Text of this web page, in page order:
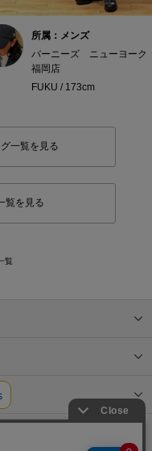
所属：メンズ
バーニーズ ニューヨーク
福岡店
FUKU / 173cm
一覧を見る
覧を見る
覧